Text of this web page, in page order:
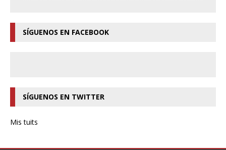
SÍGUENOS EN FACEBOOK
SÍGUENOS EN TWITTER
Mis tuits